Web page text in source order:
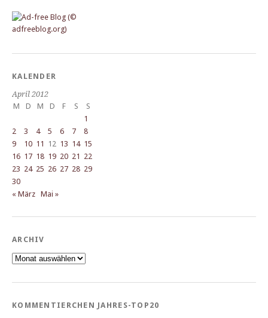
KALENDER
April 2012
M
D M D F S
S
1
2
3 4 5 6 7
8
9
10 11 12 13 14 15
16 17 18 19 20 21 22
23 24 25 26 27 28 29
30
« März Mai »
ARCHIV
Archiv
KOMMENTIERCHEN JAHRES-TOP20